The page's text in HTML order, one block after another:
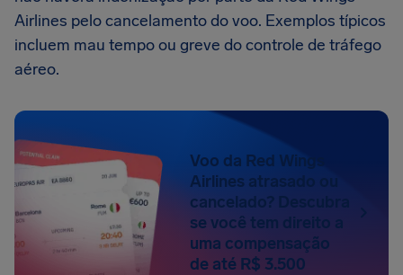
Airlines pelo cancelamento do voo. Exemplos típicos
incluem mau tempo ou greve do controle de tráfego
aéreo.
Voo da Red Wings
Airlines atrasado ou
cancelado? Descubra
se você tem direito a
uma compensação
de até R$ 3.500